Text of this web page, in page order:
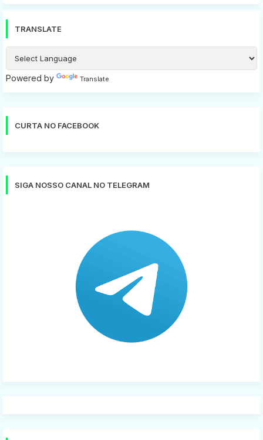
TRANSLATE
Powered by Translate
CURTA NO FACEBOOK
SIGA NOSSO CANAL NO TELEGRAM